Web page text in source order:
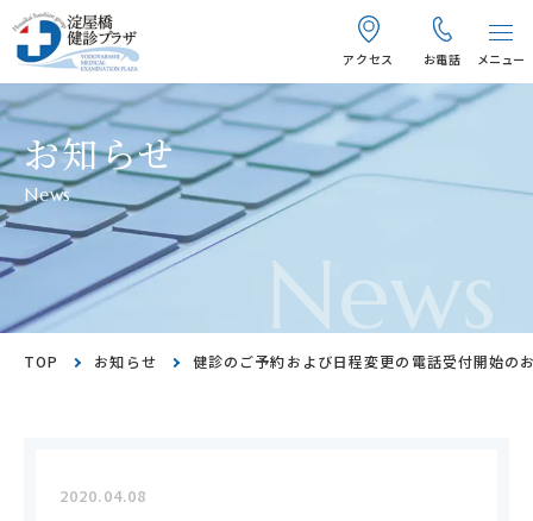
アクセス お電話 メニュー
お知らせ
News
News
TOP お知らせ 健診のご予約および日程変更の電話受付開始の
2020.04.08